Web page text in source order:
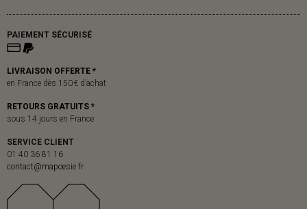
PAIEMENT SÉCURISÉ
LIVRAISON OFFERTE *
en France dès 150 € d’achat
RETOURS GRATUITS *
sous 14 jours en France
SERVICE CLIENT
01 40 36 81 16
contact@mapoesie.fr